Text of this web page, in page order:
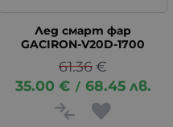
Лед смарт фар
GACIRON-V20D-1700
61.36€
35.00 € / 68.45 лв.